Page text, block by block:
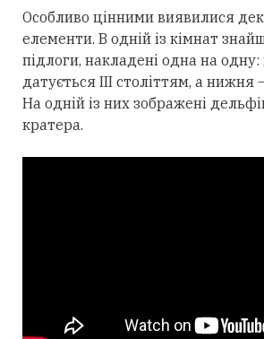
Особливо цінними виявилися
елементи. В одній із кімнат
підлоги, накладені одна на
датується III століттям, а нижня
На одній із них зображені
кратера.